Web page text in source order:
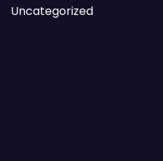
Uncategorized